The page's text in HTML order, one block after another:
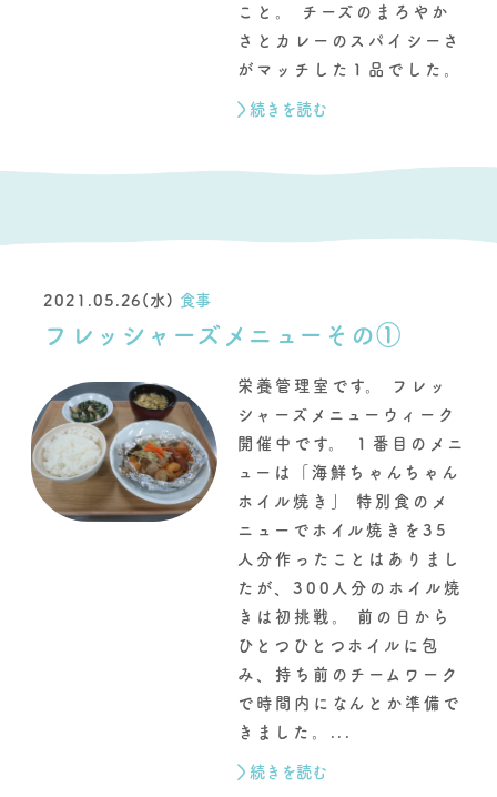
こと。 チーズのまろやか
さとカレーのスパイシーさ
がマッチした１品でした。
続きを読む
2021.05.26(水) 食事
フレッシャーズメニューその①
栄養管理室です。 フレッ
シャーズメニューウィーク
開催中です。 １番目のメニ
ューは「海鮮ちゃんちゃん
ホイル焼き」 特別食のメ
ニューでホイル焼きを35
人分作ったことはありまし
たが、300人分のホイル焼
きは初挑戦。 前の日から
ひとつひとつホイルに包
み、持ち前のチームワーク
で時間内になんとか準備で
きました。...
続きを読む